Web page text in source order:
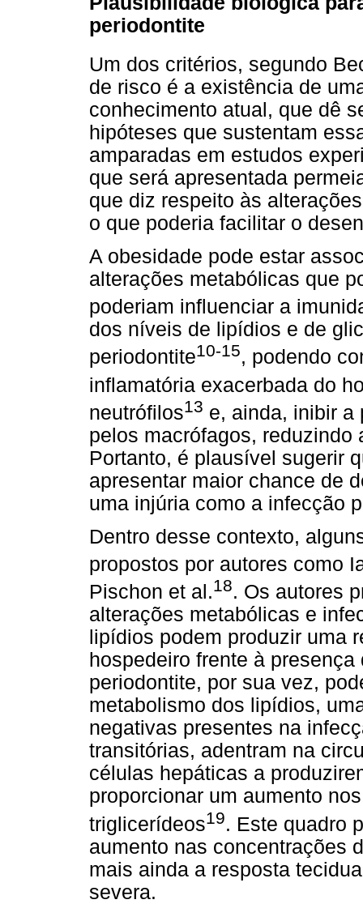
periodontite
Um dos critérios, segundo
de risco é a existência de
conhecimento atual, que dê
hipóteses que sustentam
amparadas em estudos
que será apresentada
que diz respeito às
o que poderia facilitar o
A obesidade pode estar
alterações metabólicas que
poderiam influenciar a
dos níveis de lipídios e de
periodontite10-15, podendo
inflamatória exacerbada do
neutrófilos13 e, ainda, inibir a
pelos macrófagos,
Portanto, é plausível sugerir
apresentar maior chance de
uma injúria como a infecção
Dentro desse contexto,
propostos por autores como
Pischon et al.18. Os autores
alterações metabólicas e
lipídios podem produzir uma
hospedeiro frente à
periodontite, por sua vez,
metabolismo dos lipídios,
negativas presentes na
transitórias, adentram na
células hepáticas a
proporcionar um aumento
triglicerídeos19. Este quadro
aumento nas concentrações
mais ainda a resposta
severa.